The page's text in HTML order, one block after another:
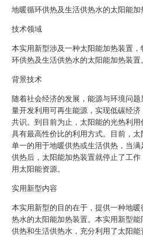
地暖循环供热及生活供热水的太阳能加
技术领域
本实用新型涉及一种太阳能加热装置
环供热及生活供热水的太阳能加热装置
背景技术
随着社会经济的发展，能源与环境问
量开发利用可再生能源，实现低碳经济
共识。到目前为止，太阳能的光热利用
具有最高性价比的利用方式。目前，太
单一的用于地暖供热或生活供热，当
供热后，太阳能加热装置就停止了工作
用太阳能资源。
实用新型内容
本实用新型的目的在于，提供一种地
热水的太阳能加热装置。本实用新型
供热和生活供热水，充分利用了太阳能